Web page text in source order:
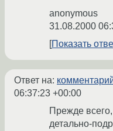
anonymous
31.08.2000
Показать
Ответ на:
06:37:23 +00:00
Прежде
детально-